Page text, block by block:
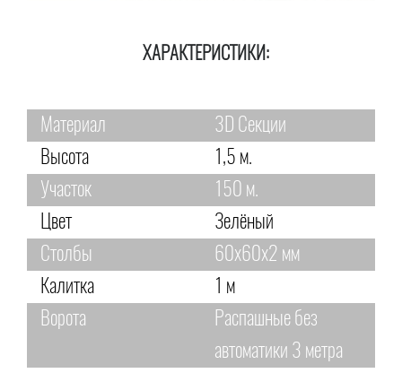
ХАРАКТЕРИСТИКИ:
Материал
3D Секции
Высота
1,5 м.
Участок
150 м.
Цвет
Зелёный
Столбы
60х60х2 мм
Калитка
1 м
Ворота
Распашные без
автоматики 3 метра